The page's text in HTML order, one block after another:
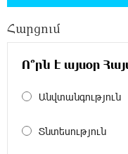
19:18:03 8-
Էթնա
Հարցում
Ո՞րն է այսօր
Անվտանգություն
Տնտեսություն